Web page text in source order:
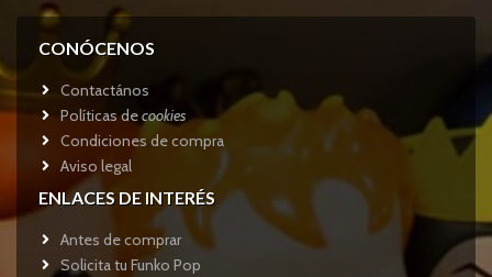
CONÓCENOS
Contactános
Políticas decookies
Condiciones de compra
Aviso legal
ENLACES DE INTERÉS
Antes de comprar
Solicita tu Funko Pop